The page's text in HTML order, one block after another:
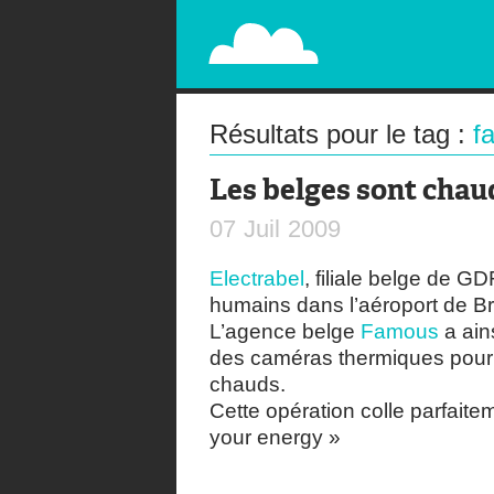
PAPERPLANE
STREET, AMBIENT, GUÉRILLA MARKETING
Résultats pour le tag :
Les belges sont
07 Juil 2009
Electrabel , filiale belge de
humains dans l’aéroport de
L’agence belge Famous a
des caméras thermiques
chauds.
Cette opération colle
your energy »